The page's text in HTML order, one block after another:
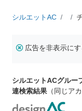
シルエットAC
広告を非表示にす
シルエットACグルー
連検索結果 （同じア